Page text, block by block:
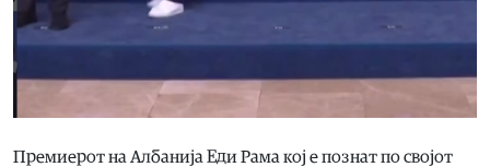
Премиерот на Албанија Еди Рама кој е познат по својот